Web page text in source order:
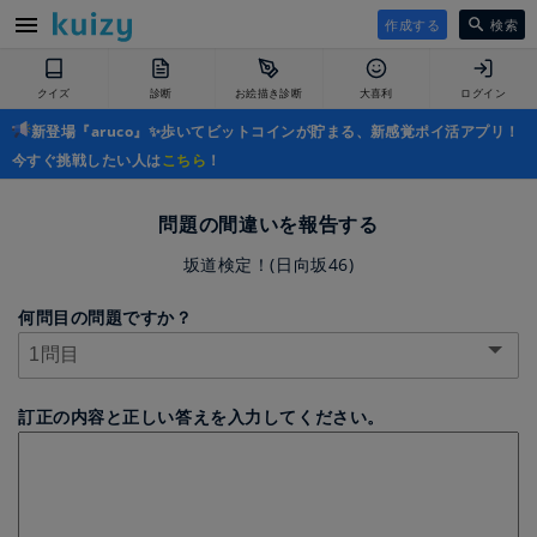
作成する 検索
クイズ 診断 お絵描き診断 大喜利 ログイン
新登場『aruco』✨歩いてビットコインが貯まる、新感覚ポイ活アプリ！
今すぐ挑戦したい人はこちら ！
問題の間違いを報告する
坂道検定！(日向坂46)
何問目の問題ですか？
訂正の内容と正しい答えを入力してください。